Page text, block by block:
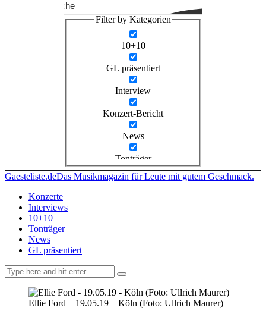
Suche
Filter by Kategorien
10+10
GL präsentiert
Interview
Konzert-Bericht
News
Tonträger
Gaesteliste.deDas Musikmagazin für Leute mit gutem Geschmack.
Konzerte
Interviews
10+10
Tonträger
News
GL präsentiert
Ellie Ford – 19.05.19 – Köln (Foto: Ullrich Maurer)